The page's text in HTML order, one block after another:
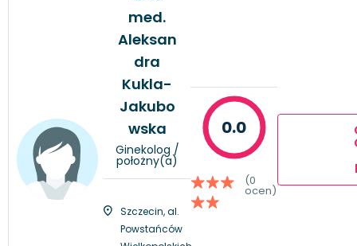
med.
Aleksan
dra
Kukla-
Jakubo
wska
Ginekolog /
położny(a)
Szczecin, al.
Powstańców
0.0
(0
ocen)